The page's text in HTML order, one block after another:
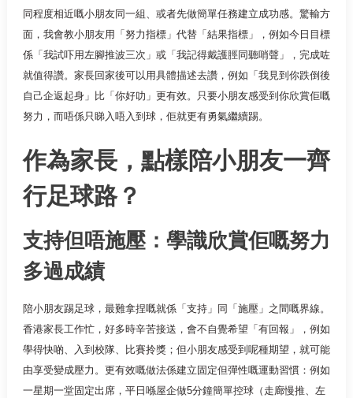
同程度相近嘅小朋友同一組、或者先做簡單任務建立成功感。驚輸方
面，我會教小朋友用「努力指標」代替「結果指標」，例如今日目標
係「我試吓用左腳推波三次」或「我記得戴護脛同聽哨聲」，完成咗
就值得讚。家長回家後可以用具體描述去讚，例如「我見到你跌倒後
自己企返起身」比「你好叻」更有效。只要小朋友感受到你欣賞佢嘅
努力，而唔係只睇入唔入到球，佢就更有勇氣繼續踢。
作為家長，點樣陪小朋友一齊
行足球路？
支持但唔施壓：學識欣賞佢嘅努力
多過成績
陪小朋友踢足球，最難拿捏嘅就係「支持」同「施壓」之間嘅界線。
香港家長工作忙，好多時辛苦接送，會不自覺希望「有回報」，例如
學得快啲、入到校隊、比賽拎獎；但小朋友感受到呢種期望，就可能
由享受變成壓力。更有效嘅做法係建立固定但彈性嘅運動習慣：例如
一星期一堂固定出席，平日喺屋企做5分鐘簡單控球（走廊慢推、左